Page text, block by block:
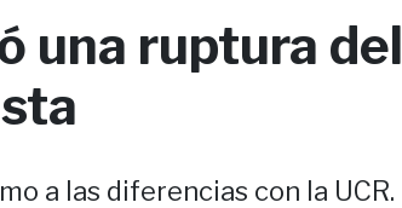
una ruptura del
a las diferencias con la UCR.